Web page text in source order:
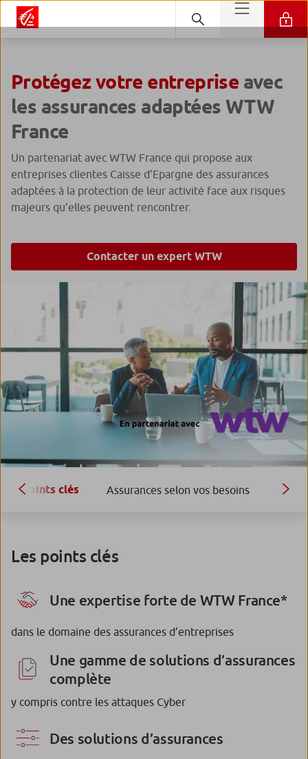
Protégez votre entreprise avec
les assurances adaptées WTW
France
Un partenariat avec WTW France qui propose aux
entreprises clientes Caisse d’Epargne des assurances
adaptées à la protection de leur activité face aux risques
majeurs qu’elles peuvent rencontrer.
Contacter un expert WTW
Points clés Assurances selon vos besoins
Les points clés
Une expertise forte de WTW France*
dans le domaine des assurances d’entreprises
Une gamme de solutions d’assurances
complète
y compris contre les attaques Cyber
Des solutions d’assurances